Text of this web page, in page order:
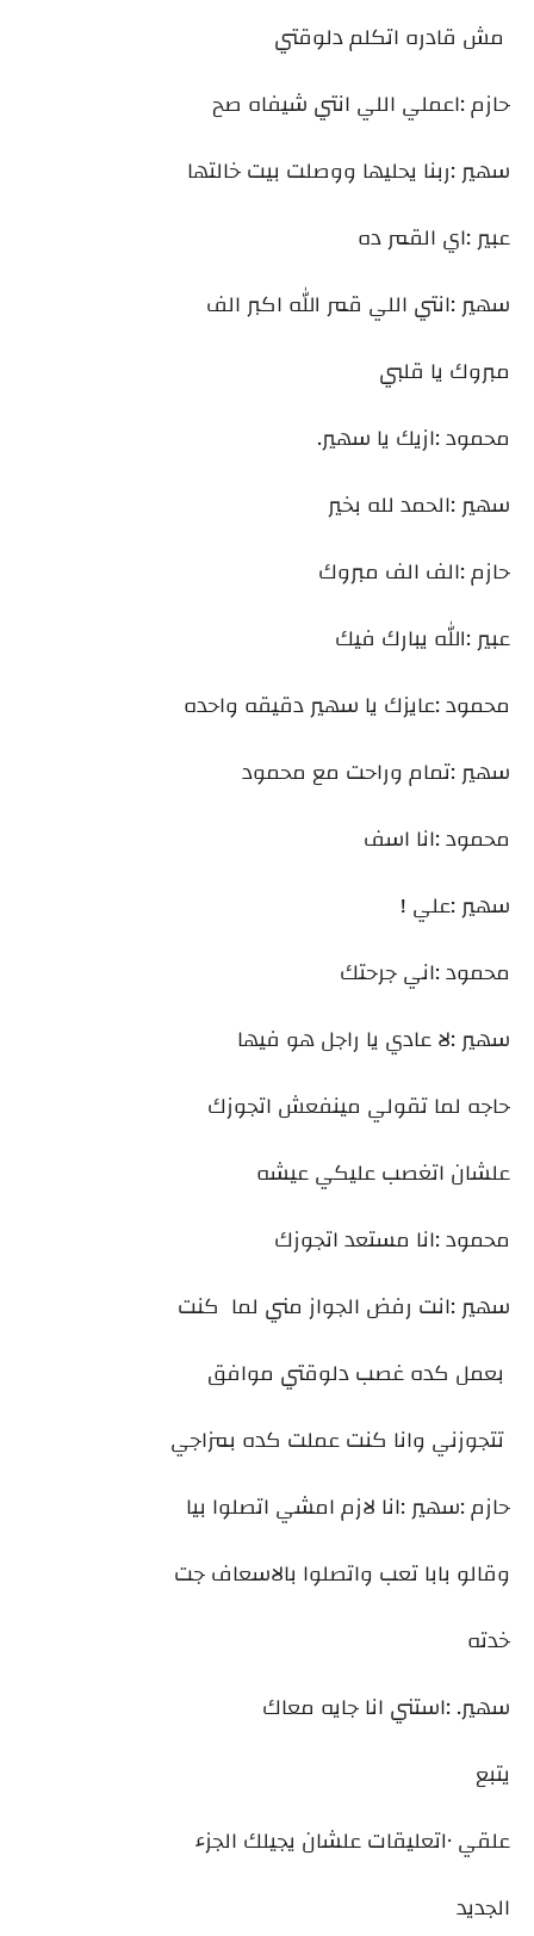
مش قادره اتكلم دلوقتي
حازم :اعملي اللي انتي شيفاه صح
سهير :ربنا يحليها ووصلت بيت خالتها
عبير :اي القمر ده
سهير :انتي اللي قمر الله اكبر الف
مبروك يا قلبي
محمود :ازيك يا سهير.
سهير :الحمد لله بخير
حازم :الف الف مبروك
عبير :الله يبارك فيك
محمود :عايزك يا سهير دقيقه واحده
سهير :تمام وراحت مع محمود
محمود :انا اسف
سهير :علي !
محمود :اني جرحتك
سهير :لا عادي يا راجل هو فيها
حاجه لما تقولي مينفعش اتجوزك
علشان اتغصب عليكي عيشه
محمود :انا مستعد اتجوزك
سهير :انت رفض الجواز مني لما كنت
بعمل كده غصب دلوقتي موافق
تتجوزني وانا كنت عملت كده بمزاجي
حازم :سهير :انا لازم امشي اتصلوا بيا
وقالو بابا تعب واتصلوا بالاسعاف جت
خدته
سهير. :استني انا جايه معاك
يتبع
علقي ١٠تعليقات علشان يجيلك الجزء
الجديد